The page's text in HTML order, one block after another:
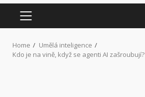
PRIMARY
MENU
Home
Umělá inteligence
Kdo je na vině, když se agenti AI zašroubují?